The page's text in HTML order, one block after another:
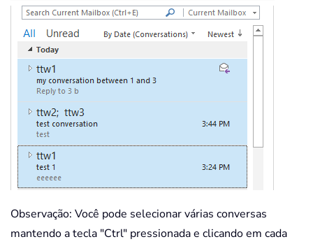
Observação: Você pode selecionar várias conversas
mantendo a tecla "Ctrl" pressionada e clicando em cada